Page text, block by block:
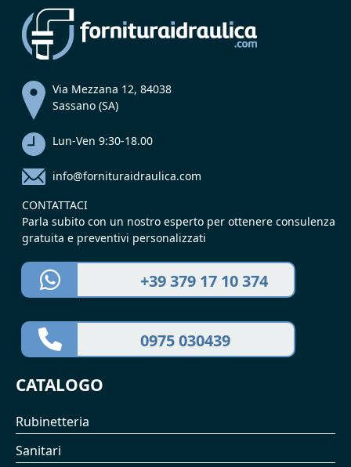
Via Mezzana 12, 84038
Sassano (SA)
Lun-Ven 9:30-18.00
info@fornituraidraulica.com
CONTATTACI
Parla subito con un nostro esperto per ottenere consulenza
gratuita e preventivi personalizzati
+39 379 17 10 374
0975 030439
CATALOGO
Rubinetteria
Sanitari